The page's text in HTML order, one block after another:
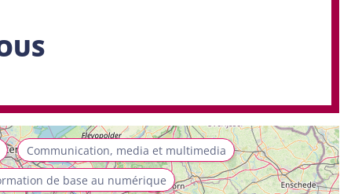
Communication, media et multimedia
de base au numérique